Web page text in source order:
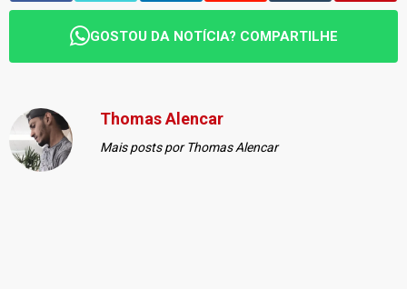
GOSTOU DA NOTÍCIA? COMPARTILHE
Thomas Alencar
Mais posts por Thomas Alencar